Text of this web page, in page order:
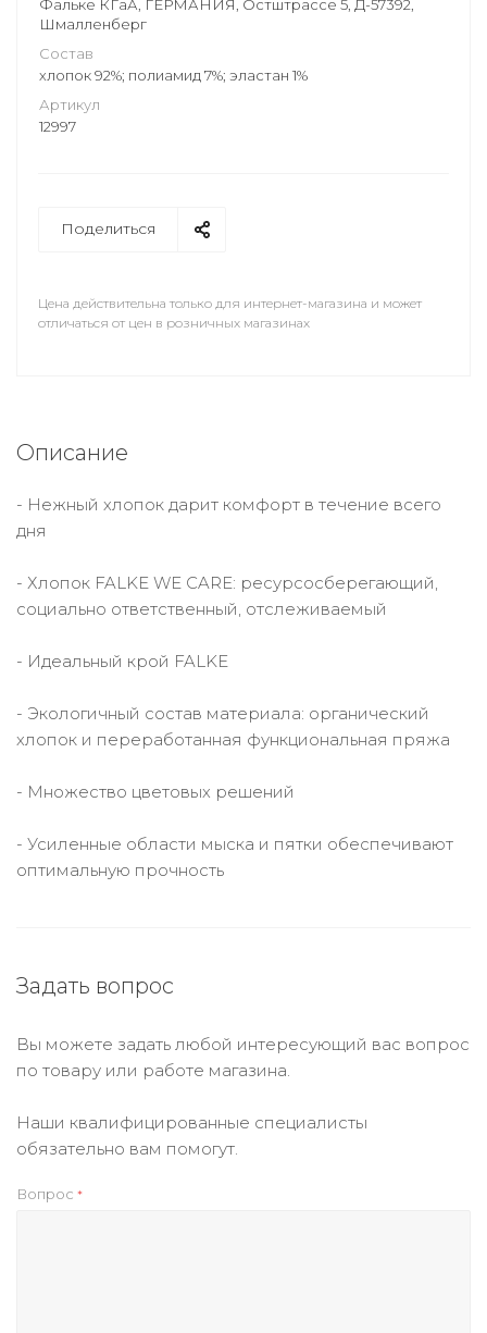
Фальке КГаА, ГЕРМАНИЯ, Остштрассе 5, Д-57392,
Шмалленберг
Состав
хлопок 92%; полиамид 7%; эластан 1%
Артикул
12997
Поделиться
Цена действительна только для интернет-магазина и может
отличаться от цен в розничных магазинах
Описание
- Нежный хлопок дарит комфорт в течение всего
дня
- Хлопок FALKE WE CARE: ресурсосберегающий,
социально ответственный, отслеживаемый
- Идеальный крой FALKE
- Экологичный состав материала: органический
хлопок и переработанная функциональная пряжа
- Множество цветовых решений
- Усиленные области мыска и пятки обеспечивают
оптимальную прочность
Задать вопрос
Вы можете задать любой интересующий вас вопрос
по товару или работе магазина.
Наши квалифицированные специалисты
обязательно вам помогут.
Вопрос *